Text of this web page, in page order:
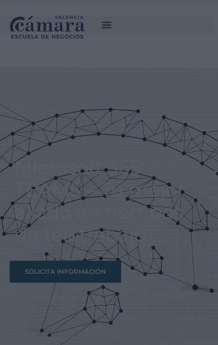
SOLICITA INFORMACIÓN
Microsoft 365
TEAMS – Tu mejor
aliado en tiempos
de teletrabajo
SOLICITA INFORMACIÓN